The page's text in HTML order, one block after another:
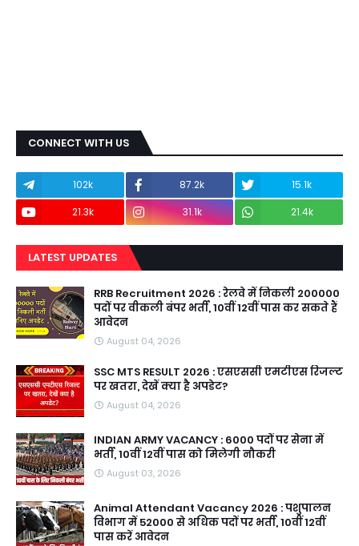
CONNECT WITH US
102k 87.2k
15.1k
21.3k
31.1k 21.4k
LATEST UPDATES
RRB Recruitment 2026 : रेलवे में निकली 200000
पदों पर वीकली बंपर भर्ती, 10वीं 12वीं पास कर सकते हैं
आवेदन
August 04, 2026
SSC MTS RESULT 2026 : एसएससी एमटीएस रिजल्ट
पर खतरा, देखें क्या है अपडेट?
August 04, 2026
INDIAN ARMY VACANCY : 6000 पदों पर सेना में
भर्ती, 10वीं 12वीं पास को मिलेगी नौकरी
August 03, 2026
Animal Attendant Vacancy 2026 : पशुपालन
विभाग में 52000 से अधिक पदों पर भर्ती, 10वीं 12वीं
पास करें आवेदन